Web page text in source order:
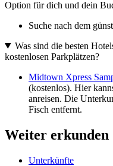
Option für dich und dein
Suche nach dem
Was sind die besten
kostenlosen Parkplätzen?
Midtown Xpress
(kostenlos). Hier
anreisen. Die
Fisch entfernt.
Weiter erkunden
Unterkünfte